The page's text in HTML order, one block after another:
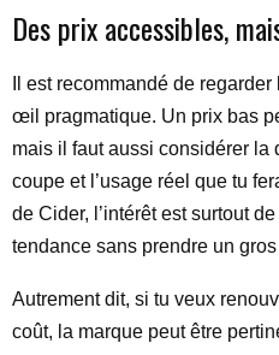
Des prix accessibles,
Il est recommandé de
œil pragmatique. Un prix bas
mais il faut aussi considérer la
coupe et l’usage réel que tu
de Cider, l’intérêt est surtout
tendance sans prendre un
Autrement dit, si tu veux
coût, la marque peut être